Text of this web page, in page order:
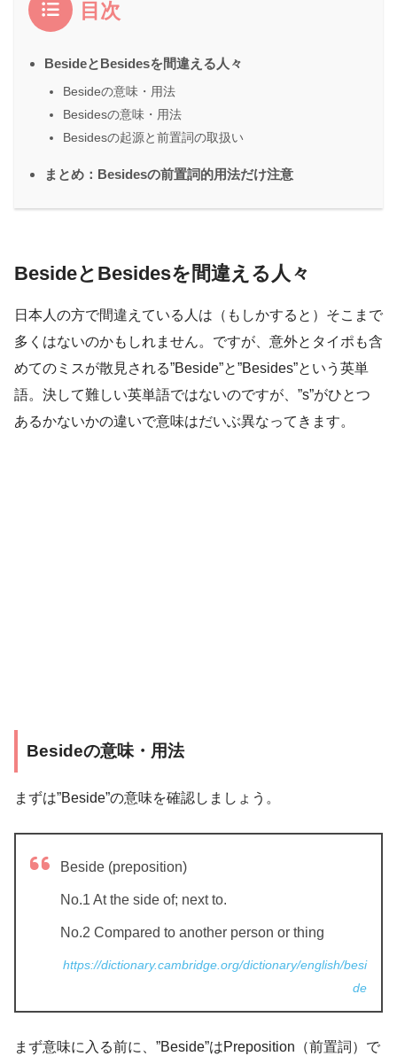
目次
BesideとBesidesを間違える人々
Besideの意味・用法
Besidesの意味・用法
Besidesの起源と前置詞の取扱い
まとめ：Besidesの前置詞的用法だけ注意
BesideとBesidesを間違える人々
日本人の方で間違えている人は（もしかすると）そこまで
多くはないのかもしれません。ですが、意外とタイポも含
めてのミスが散見される”Beside”と”Besides”という英単
語。決して難しい英単語ではないのですが、”s”がひとつ
あるかないかの違いで意味はだいぶ異なってきます。
Besideの意味・用法
まずは”Beside”の意味を確認しましょう。
Beside (preposition)
No.1 At the side of; next to.
No.2 Compared to another person or thing
https://dictionary.cambridge.org/dictionary/english/besi
de
まず意味に入る前に、”Beside”はPreposition（前置詞）で